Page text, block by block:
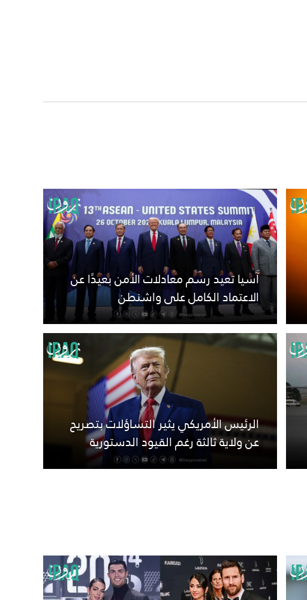
آسيا تعيد رسم معادلات الأمن بعيدًا عن
الاعتماد الكامل على واشنطن
الرئيس الأمريكي يثير التساؤلات بتصريح
عن ولاية ثالثة رغم القيود الدستورية